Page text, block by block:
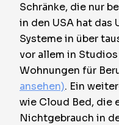
Schränke, die nur
in den USA hat das
Systeme in über
vor allem in
Wohnungen für
ansehen). Ein
wie Cloud Bed, die
Nichtgebrauch in